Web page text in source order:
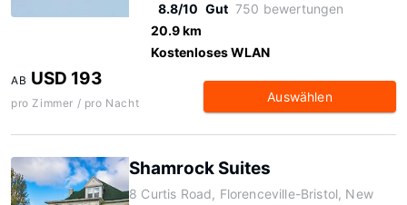
8.8/10 Gut 750 bewertungen
20.9 km
Kostenloses WLAN
AB USD 193
pro Zimmer / pro Nacht Auswählen
Shamrock Suites
8 Curtis Road, Florenceville-Bristol, New